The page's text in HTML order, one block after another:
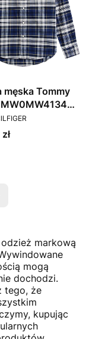
męska Tommy
do ostatniej
markową
mogą
dochodzi.
tego, że
kupując